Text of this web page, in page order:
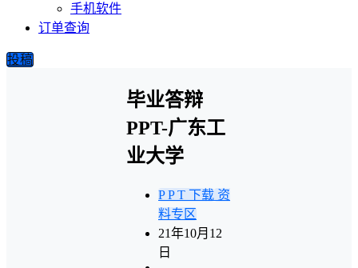
手机软件
订单查询
投稿
毕业答辩
PPT-广东工
业大学
P P T 下载 资
料专区
21年10月12
日